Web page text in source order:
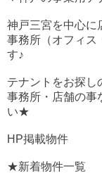
神戸三宮を中心に
事務所（オフィス
す♪
テナントをお探し
事務所・店舗の事
い★
HP掲載物件
★新着物件一覧